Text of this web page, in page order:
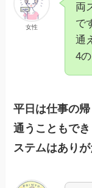
女性
両
で
通
4
平日は仕事の
通うこともで
ステムはあり